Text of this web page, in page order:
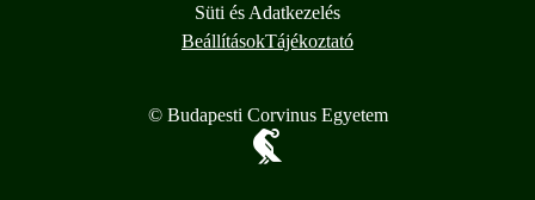
Süti és Adatkezelés
BeállításokTájékoztató
© Budapesti Corvinus Egyetem